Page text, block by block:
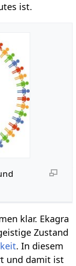
ist.
klar. Ekagra
Zustand
. In diesem
und damit ist